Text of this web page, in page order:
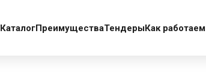
КаталогПреимуществаТендерыКак работаем